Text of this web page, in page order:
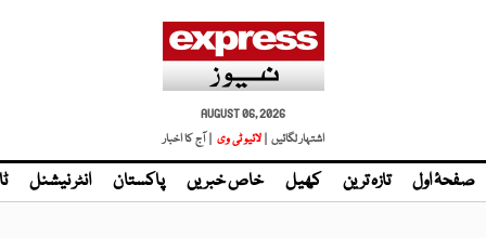
AUGUST 06, 2026
اشتہار لگائیں | لائیو ٹی وی | آج کا اخبار
صفحۂ اول تازہ ترین کھیل خاص خبریں پاکستان انٹر نیشنل